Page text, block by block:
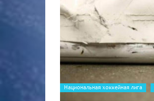
Национальная хоккейная лига